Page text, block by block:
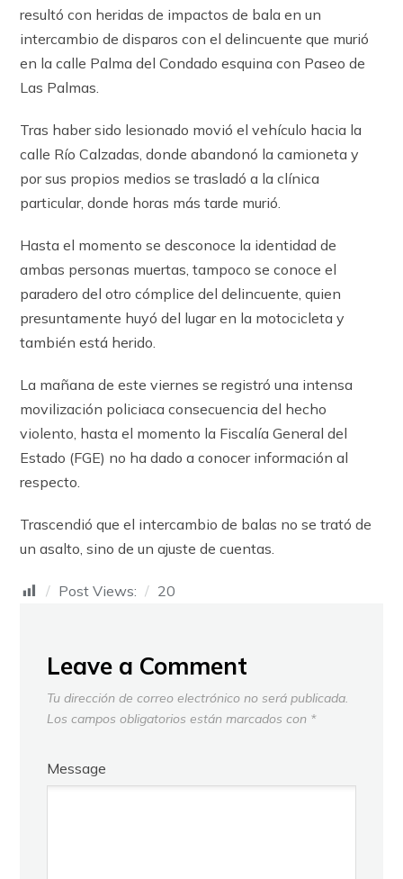
resultó con heridas de impactos de bala en un
intercambio de disparos con el delincuente que murió
en la calle Palma del Condado esquina con Paseo de
Las Palmas.
Tras haber sido lesionado movió el vehículo hacia la
calle Río Calzadas, donde abandonó la camioneta y
por sus propios medios se trasladó a la clínica
particular, donde horas más tarde murió.
Hasta el momento se desconoce la identidad de
ambas personas muertas, tampoco se conoce el
paradero del otro cómplice del delincuente, quien
presuntamente huyó del lugar en la motocicleta y
también está herido.
La mañana de este viernes se registró una intensa
movilización policiaca consecuencia del hecho
violento, hasta el momento la Fiscalía General del
Estado (FGE) no ha dado a conocer información al
respecto.
Trascendió que el intercambio de balas no se trató de
un asalto, sino de un ajuste de cuentas.
Post Views: 20
Leave a Comment
Tu dirección de correo electrónico no será publicada.
Los campos obligatorios están marcados con *
Message